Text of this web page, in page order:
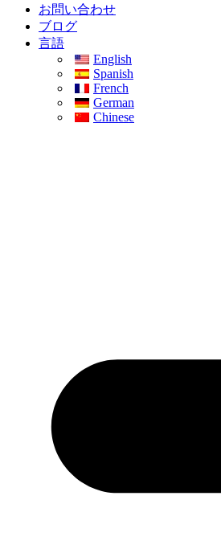
お問い合わせ
ブログ
言語
English
Spanish
French
German
Chinese